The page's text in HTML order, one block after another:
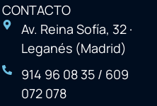
CONTACTO
Av. Reina Sofía, 32 ·
Leganés (Madrid)
914 96 08 35 / 609
072 078